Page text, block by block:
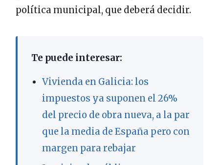
política municipal, que deberá decidir.
Te puede interesar:
Vivienda en Galicia: los
impuestos ya suponen el 26%
del precio de obra nueva, a la par
que la media de España pero con
margen para rebajar